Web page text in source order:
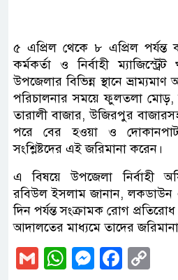
৫ এপ্রিল থেকে ৮ এপ্রিল পর্যন্ত
কর্মকর্তা ও নির্বাহী
উপজেলার বিভিন্ন স্থানে
পরিচালনার সময়ে ফুলতলা মোড়,
তারালী বাজার, উজিরপুর
পরে বের হওয়া ও
সংশ্লিষ্টদের এই জরিমানা করেন।
এ বিষয়ে উপজেলা নির্বাহী
রবিউল ইসলাম জানান, লকডাউন
দিন পর্যন্ত সংক্রামক রোগ প্রতিরোধ
আদালতের মাধ্যমে তাদের
GmailWhatsApp